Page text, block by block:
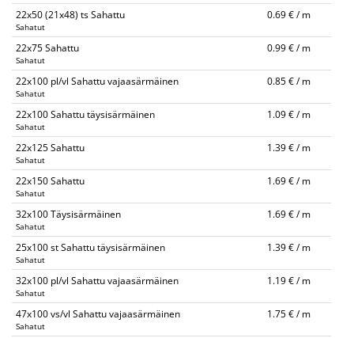
22x50 (21x48) ts Sahattu
Sahatut
0.69 € / m
22x75 Sahattu
Sahatut
0.99 € / m
22x100 pl/vl Sahattu vajaasärmäinen
Sahatut
0.85 € / m
22x100 Sahattu täysisärmäinen
Sahatut
1.09 € / m
22x125 Sahattu
Sahatut
1.39 € / m
22x150 Sahattu
Sahatut
1.69 € / m
32x100 Täysisärmäinen
Sahatut
1.69 € / m
25x100 st Sahattu täysisärmäinen
Sahatut
1.39 € / m
32x100 pl/vl Sahattu vajaasärmäinen
Sahatut
1.19 € / m
47x100 vs/vl Sahattu vajaasärmäinen
Sahatut
1.75 € / m